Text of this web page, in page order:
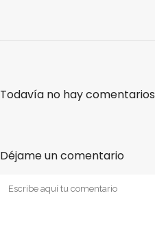
Todavía no hay comentarios
Déjame un comentario